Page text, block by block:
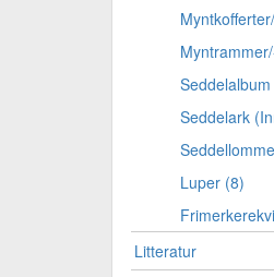
Seddelark
Luper (8)
Litteratur